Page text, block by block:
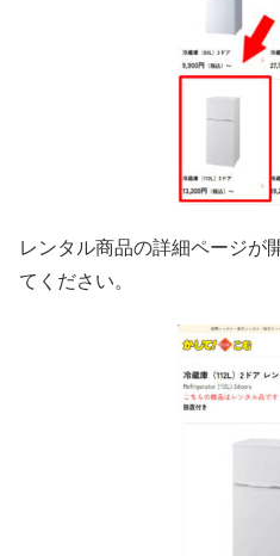
レンタル商品の詳細ページが
てください。